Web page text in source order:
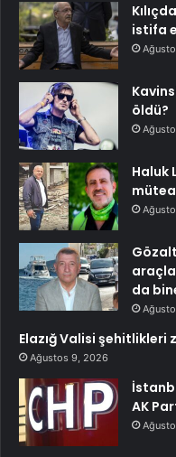
istifa
öldü?
Haluk
da
Elazığ Valisi
Ağustos 9, 2026
AK